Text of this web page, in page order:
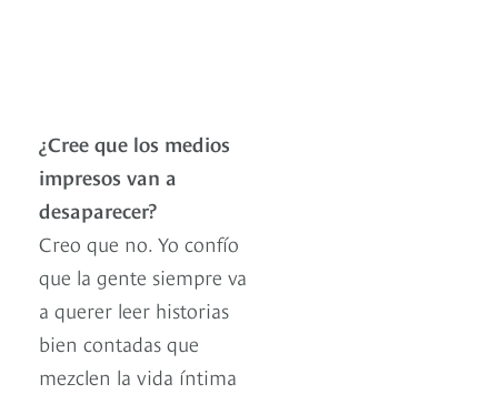
¿Cree que los medios
impresos van a
desaparecer?
Creo que no. Yo confío
que la gente siempre va
a querer leer historias
bien contadas que
mezclen la vida íntima